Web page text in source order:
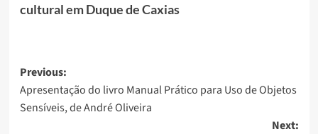
cultural em Duque de Caxias
Post
navigation
Previous:
Apresentação do livro Manual Prático para Uso de Objetos
Sensíveis, de André Oliveira
Next: